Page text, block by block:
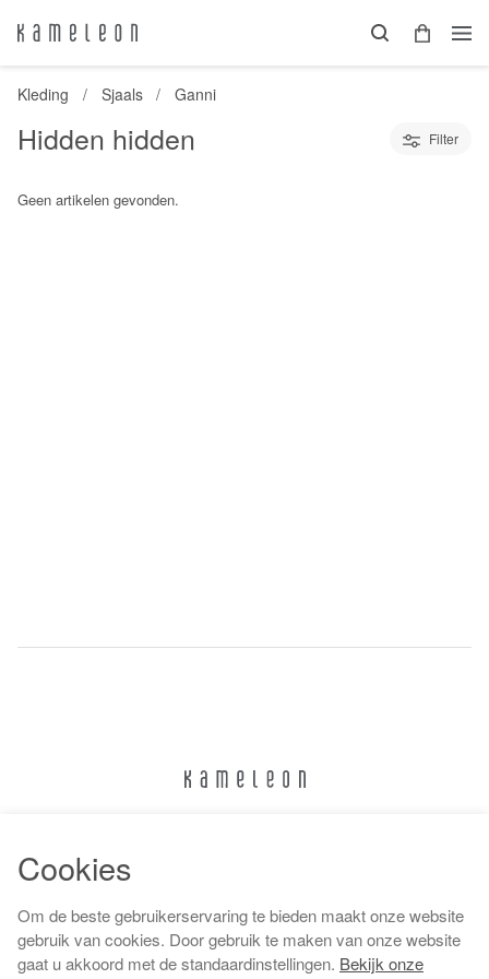
Kleding Sjaals Ganni
Hidden hidden Filter
Geen artikelen gevonden.
Algemene voorwaarden
Cookies
Om de beste gebruikerservaring te bieden maakt onze website
gebruik van cookies. Door gebruik te maken van onze website
gaat u akkoord met de standaardinstellingen. Bekijk onze